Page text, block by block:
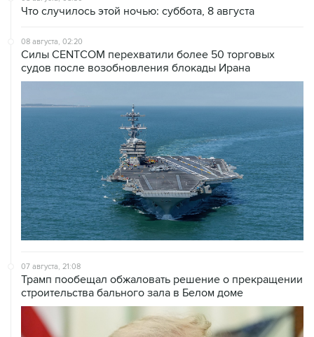
Что случилось этой ночью: суббота, 8 августа
08 августа, 02:20
Силы CENTCOM перехватили более 50 торговых
судов после возобновления блокады Ирана
07 августа, 21:08
Трамп пообещал обжаловать решение о прекращении
строительства бального зала в Белом доме